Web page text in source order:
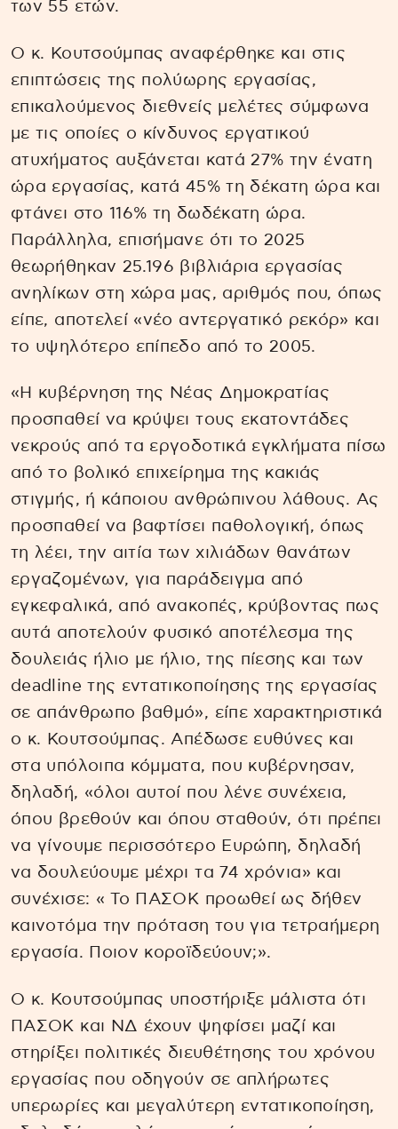
των 55 ετών.
Ο κ. Κουτσούμπας αναφέρθηκε και στις
επιπτώσεις της πολύωρης εργασίας,
επικαλούμενος διεθνείς μελέτες σύμφωνα
με τις οποίες ο κίνδυνος εργατικού
ατυχήματος αυξάνεται κατά 27% την ένατη
ώρα εργασίας, κατά 45% τη δέκατη ώρα και
φτάνει στο 116% τη δωδέκατη ώρα.
Παράλληλα, επισήμανε ότι το 2025
θεωρήθηκαν 25.196 βιβλιάρια εργασίας
ανηλίκων στη χώρα μας, αριθμός που, όπως
είπε, αποτελεί «νέο αντεργατικό ρεκόρ» και
το υψηλότερο επίπεδο από το 2005.
«Η κυβέρνηση της Νέας Δημοκρατίας
προσπαθεί να κρύψει τους εκατοντάδες
νεκρούς από τα εργοδοτικά εγκλήματα πίσω
από το βολικό επιχείρημα της κακιάς
στιγμής, ή κάποιου ανθρώπινου λάθους. Ας
προσπαθεί να βαφτίσει παθολογική, όπως
τη λέει, την αιτία των χιλιάδων θανάτων
εργαζομένων, για παράδειγμα από
εγκεφαλικά, από ανακοπές, κρύβοντας πως
αυτά αποτελούν φυσικό αποτέλεσμα της
δουλειάς ήλιο με ήλιο, της πίεσης και των
deadline της εντατικοποίησης της εργασίας
σε απάνθρωπο βαθμό», είπε χαρακτηριστικά
ο κ. Κουτσούμπας. Απέδωσε ευθύνες και
στα υπόλοιπα κόμματα, που κυβέρνησαν,
δηλαδή, «όλοι αυτοί που λένε συνέχεια,
όπου βρεθούν και όπου σταθούν, ότι πρέπει
να γίνουμε περισσότερο Ευρώπη, δηλαδή
να δουλεύουμε μέχρι τα 74 χρόνια» και
συνέχισε: « Το ΠΑΣΟΚ προωθεί ως δήθεν
καινοτόμα την πρόταση του για τετραήμερη
εργασία. Ποιον κοροϊδεύουν;».
Ο κ. Κουτσούμπας υποστήριξε μάλιστα ότι
ΠΑΣΟΚ και ΝΔ έχουν ψηφίσει μαζί και
στηρίξει πολιτικές διευθέτησης του χρόνου
εργασίας που οδηγούν σε απλήρωτες
υπερωρίες και μεγαλύτερη εντατικοποίηση,